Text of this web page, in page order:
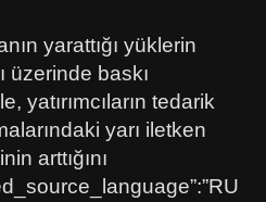
yarattığı yüklerin
üzerinde baskı
yatırımcıların tedarik
yarı iletken
arttığını